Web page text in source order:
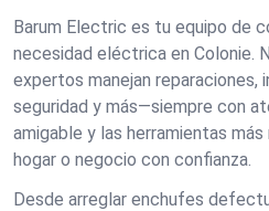
Barum Electric es tu equipo de
necesidad eléctrica en Colonie.
expertos manejan reparaciones,
seguridad y más—siempre con
amigable y las herramientas
hogar o negocio con confianza.
Desde arreglar enchufes